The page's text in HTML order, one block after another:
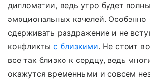
дипломатии, ведь утро будет
эмоциональных качелей. Особенно
сдерживать раздражение и не
конфликтыс близкими. Не стоит
все так близко к сердцу, ведь
окажутся временными и совсем